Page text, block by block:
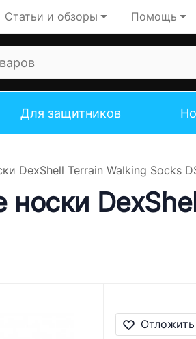
Статьи и обзоры Помощь
Для защитников
DexShell Terrain Walking Socks
Отложить